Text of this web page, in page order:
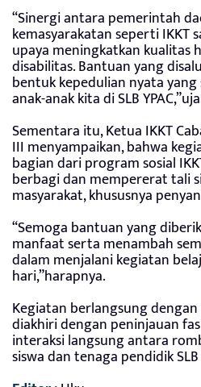
“Sinergi antara pemerintah
kemasyarakatan seperti IKKT
upaya meningkatkan kualitas
disabilitas. Bantuan yang
bentuk kepedulian nyata
anak-anak kita di SLB
Sementara itu, Ketua IKKT
III menyampaikan, bahwa
bagian dari program sosial
berbagi dan mempererat tali
masyarakat, khususnya
“Semoga bantuan yang
manfaat serta menambah
dalam menjalani kegiatan
hari,”harapnya.
Kegiatan berlangsung
diakhiri dengan peninjauan
interaksi langsung antara
siswa dan tenaga pendidik SLB